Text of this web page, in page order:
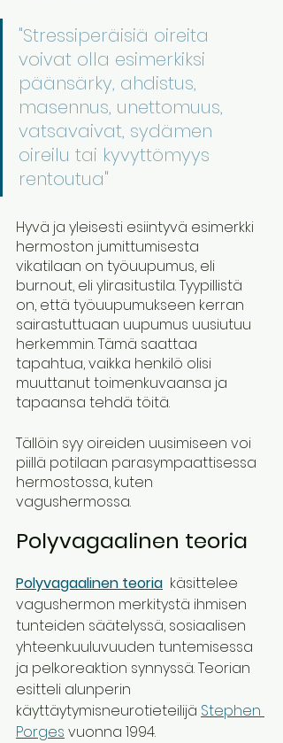
"Stressiperäisiä oireita
voivat olla esimerkiksi
päänsärky, ahdistus,
masennus, unettomuus,
vatsavaivat, sydämen
oireilu tai kyvyttömyys
rentoutua"
Hyvä ja yleisesti esiintyvä esimerkki
hermoston jumittumisesta
vikatilaan on työuupumus, eli
burnout, eli ylirasitustila. Tyypillistä
on, että työuupumukseen kerran
sairastuttuaan uupumus uusiutuu
herkemmin. Tämä saattaa
tapahtua, vaikka henkilö olisi
muuttanut toimenkuvaansa ja
tapaansa tehdä töitä.
Tällöin syy oireiden uusimiseen voi
piillä potilaan parasympaattisessa
hermostossa, kuten
vagushermossa.
Polyvagaalinen teoria
Polyvagaalinen teoria
  käsittelee
vagushermon merkitystä ihmisen
tunteiden säätelyssä, sosiaalisen
yhteenkuuluvuuden tuntemisessa
ja pelkoreaktion synnyssä. Teorian
esitteli alunperin
käyttäytymisneurotieteilijä Stephen
Porges vuonna 1994.